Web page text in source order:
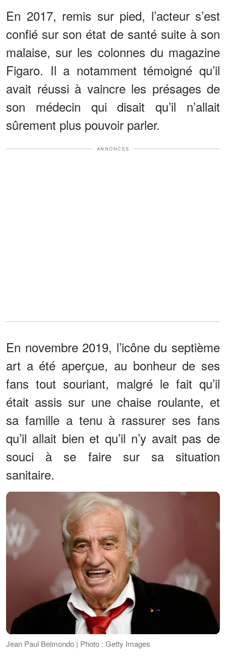
En 2017, remis sur pied, l’acteur s’est
confié sur son état de santé suite à son
malaise, sur les colonnes du magazine
Figaro. Il a notamment témoigné qu’il
avait réussi à vaincre les présages de
son médecin qui disait qu’il n’allait
sûrement plus pouvoir parler.
ANNONCES
En novembre 2019, l’icône du septième
art a été aperçue, au bonheur de ses
fans tout souriant, malgré le fait qu’il
était assis sur une chaise roulante, et
sa famille a tenu à rassurer ses fans
qu’il allait bien et qu’il n’y avait pas de
souci à se faire sur sa situation
sanitaire.
Jean Paul Belmondo | Photo : Getty Images